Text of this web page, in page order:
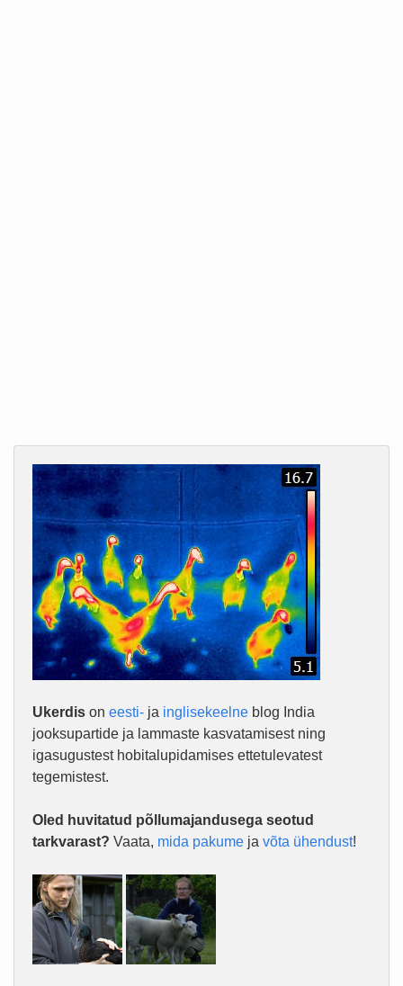
Ukerdis on eesti- ja inglisekeelne blog India
jooksupartide ja lammaste kasvatamisest ning
igasugustest hobitalupidamises ettetulevatest
tegemistest.
Oled huvitatud põllumajandusega seotud
tarkvarast? Vaata, mida pakume ja võta ühendust!